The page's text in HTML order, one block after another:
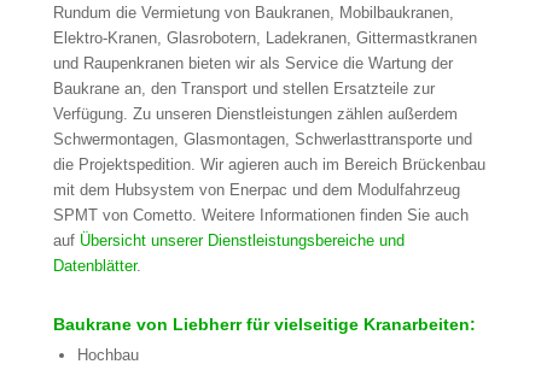
Rundum die Vermietung von Baukranen, Mobilbaukranen,
Elektro-Kranen, Glasrobotern, Ladekranen, Gittermastkranen
und Raupenkranen bieten wir als Service die Wartung der
Baukrane an, den Transport und stellen Ersatzteile zur
Verfügung. Zu unseren Dienstleistungen zählen außerdem
Schwermontagen, Glasmontagen, Schwerlasttransporte und
die Projektspedition. Wir agieren auch im Bereich Brückenbau
mit dem Hubsystem von Enerpac und dem Modulfahrzeug
SPMT von Cometto. Weitere Informationen finden Sie auch
auf Übersicht unserer Dienstleistungsbereiche und
Datenblätter.
Baukrane von Liebherr für vielseitige Kranarbeiten:
Hochbau